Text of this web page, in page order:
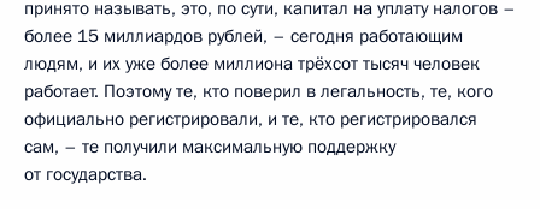
принято называть, это, по сути, капитал на уплату налогов –
более 15 миллиардов рублей, – сегодня работающим
людям, и их уже более миллиона трёхсот тысяч человек
работает. Поэтому те, кто поверил в легальность, те, кого
официально регистрировали, и те, кто регистрировался
сам, – те получили максимальную поддержку
от государства.